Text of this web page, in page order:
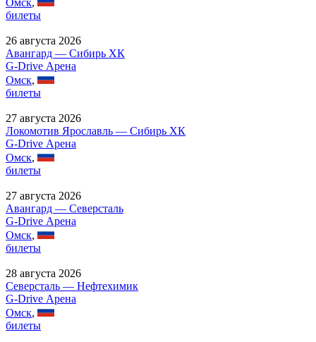
билеты
26 августа 2026
Авангард — Сибирь ХК
G-Drive Арена
Омск,
билеты
27 августа 2026
Локомотив Ярославль — Сибирь ХК
G-Drive Арена
Омск,
билеты
27 августа 2026
Авангард — Северсталь
G-Drive Арена
Омск,
билеты
28 августа 2026
Северсталь — Нефтехимик
G-Drive Арена
Омск,
билеты